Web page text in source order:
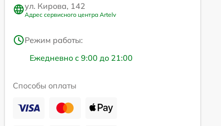
ул. Кирова, 142
Адрес сервисного центра Artelv
Режим работы:
Ежедневно с 9:00 до 21:00
Способы оплаты